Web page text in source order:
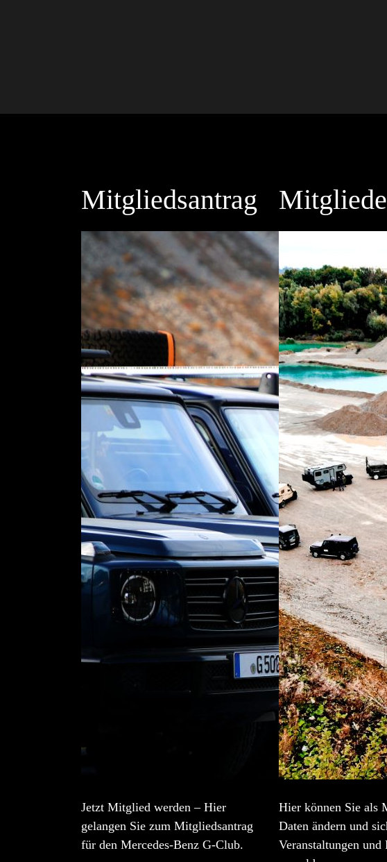
Mitgliedsantrag
Jetzt Mitglied werden – Hier
gelangen Sie zum Mitgliedsantrag
für den Mercedes-Benz G-Club.
Hier können Sie als
Daten ändern und
Veranstaltungen und